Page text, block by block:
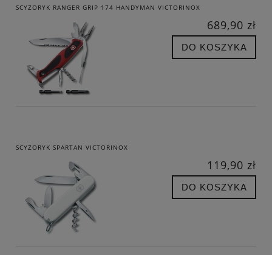
SCYZORYK RANGER GRIP 174 HANDYMAN VICTORINOX
689,90 zł
DO KOSZYKA
SCYZORYK SPARTAN VICTORINOX
119,90 zł
DO KOSZYKA